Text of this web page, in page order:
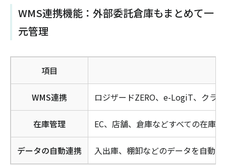
WMS連携機能：外部委託倉庫もまとめて一
元管理
項目
WMS連携 ロジザードZERO、e-LogiT、クラ
在庫管理 EC、店舗、倉庫などすべての在庫
データの自動連携 入出庫、棚卸などのデータを自動取